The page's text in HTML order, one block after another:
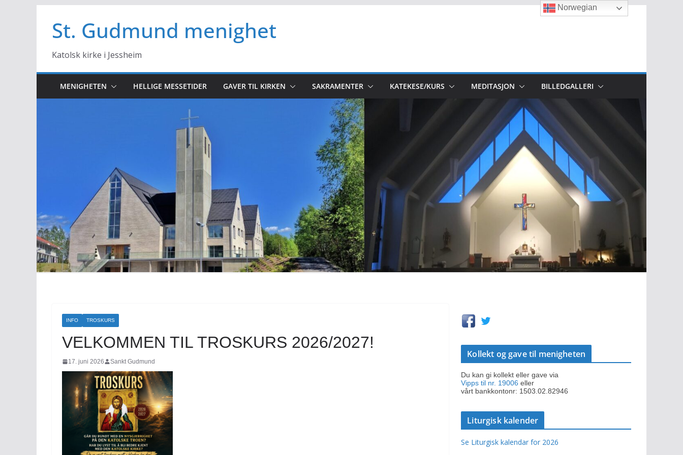
innholdetSt. Gudmund menighet
Katolsk kirke i Jessheim
MENIGHETEN HELLIGE MESSETIDER GAVER TIL KIRKEN SAKRAMENTER KATEKESE/KURS MEDITASJON BILLEDGALLERI
INFO TROSKURS
VELKOMMEN TIL TROSKURS 2026/2027!
17. juni 2026 Sankt Gudmund
Kollekt og gave til menigheten
Du kan gi kollekt eller gave via
Vipps til nr. 19006 eller
vårt bankkontonr: 1503.02.82946
Liturgisk kalender
Se Liturgisk kalendar for 2026
Norwegian